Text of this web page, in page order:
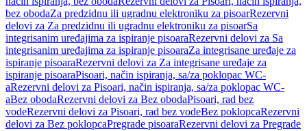
bez obodaZa predzidnu ili ugradnu elektroniku za pisoarRezervni
delovi za Za predzidnu ili ugradnu elektroniku za pisoarSa
integrisanim uređajima za ispiranje pisoaraRezervni delovi za Sa
integrisanim uređajima za ispiranje pisoaraZa integrisane uređaje za
ispiranje pisoaraRezervni delovi za Za integrisane uređaje za
ispiranje pisoaraPisoari, način ispiranja, sa/za poklopac WC-
aRezervni delovi za Pisoari, način ispiranja, sa/za poklopac WC-
aBez obodaRezervni delovi za Bez obodaPisoari, rad bez
vodeRezervni delovi za Pisoari, rad bez vodeBez poklopcaRezervni
delovi za Bez poklopcaPregrade pisoaraRezervni delovi za Pregrade